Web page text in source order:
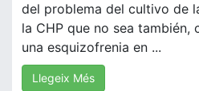
del problema del cultivo de
la CHP que no sea
una esquizofrenia en ...
Llegeix Més